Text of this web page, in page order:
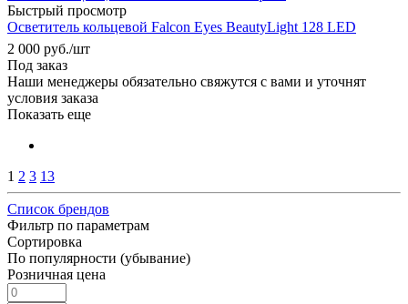
Быстрый просмотр
Осветитель кольцевой Falcon Eyes BeautyLight 128 LED
2 000 руб./шт
Под заказ
Наши менеджеры обязательно свяжутся с вами и уточнят
условия заказа
Показать еще
1 2 3 13
Список брендов
Фильтр по параметрам
Сортировка
По популярности (убывание)
Розничная цена